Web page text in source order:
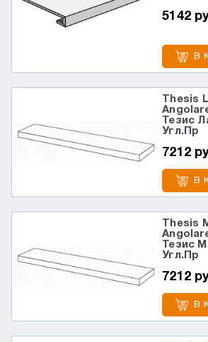
5142
В
Thesis
Тезис
Угл.Пр
7212
В
Thesis
Тезис
Угл.Пр
7212
В